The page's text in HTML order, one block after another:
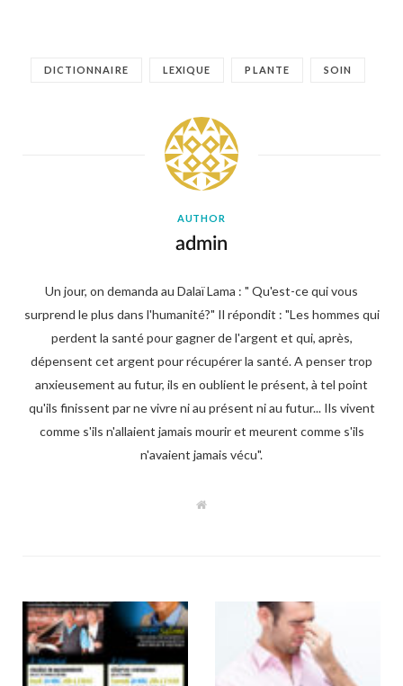
DICTIONNAIRE LEXIQUE PLANTE SOIN
AUTHOR
admin
Un jour, on demanda au Dalaï Lama : " Qu'est-ce qui vous
surprend le plus dans l'humanité?" Il répondit : "Les hommes qui
perdent la santé pour gagner de l'argent et qui, après,
dépensent cet argent pour récupérer la santé. A penser trop
anxieusement au futur, ils en oublient le présent, à tel point
qu'ils finissent par ne vivre ni au présent ni au futur... Ils vivent
comme s'ils n'allaient jamais mourir et meurent comme s'ils
n'avaient jamais vécu".
W